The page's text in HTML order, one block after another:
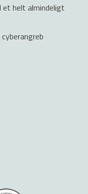
et helt almindeligt